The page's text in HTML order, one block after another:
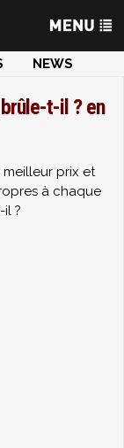
NEWS
t-il ? en
prix et
à chaque
?